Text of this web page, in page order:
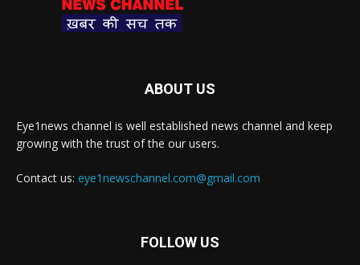
ABOUT US
Eye1news channel is well established news channel and keep
growing with the trust of the our users.
Contact us: eye1newschannel.com@gmail.com
FOLLOW US